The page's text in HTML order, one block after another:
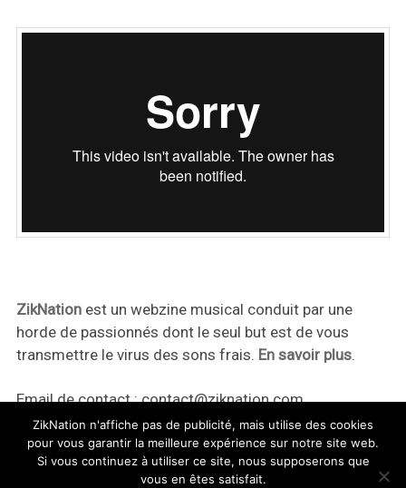
ZikNationest un webzine musical conduit par une
horde de passionnés dont le seul but est de vous
transmettre le virus des sons frais. En savoir plus.
Email de contact :contact@ziknation.com
ZikNation n'affiche pas de publicité, mais utilise des cookies
pour vous garantir la meilleure expérience sur notre site web.
Si vous continuez à utiliser ce site, nous supposerons que
vous en êtes satisfait.